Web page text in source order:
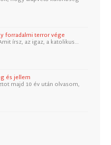
forradalmi terror vége
írsz, az igaz, a katolikus…
és jellem
majd 10 év után olvasom,